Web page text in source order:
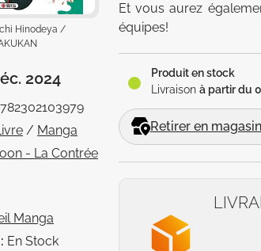
Hinodeya /
Et vous aurez
équipes!
Produit en stock
Livraison à partir du
Retirer en
2024
/ Manga
- La Contrée
Manga
En Stock